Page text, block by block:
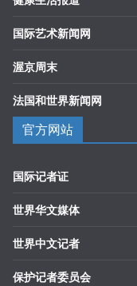
国际艺术新闻网
渥京周末
法国和世界新闻网
官方网站
国际记者证
世界华文媒体
世界中文记者
保护记者委员会